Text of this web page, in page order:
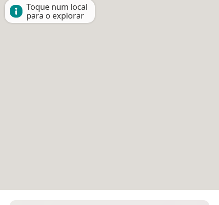
Toque num local
para o explorar